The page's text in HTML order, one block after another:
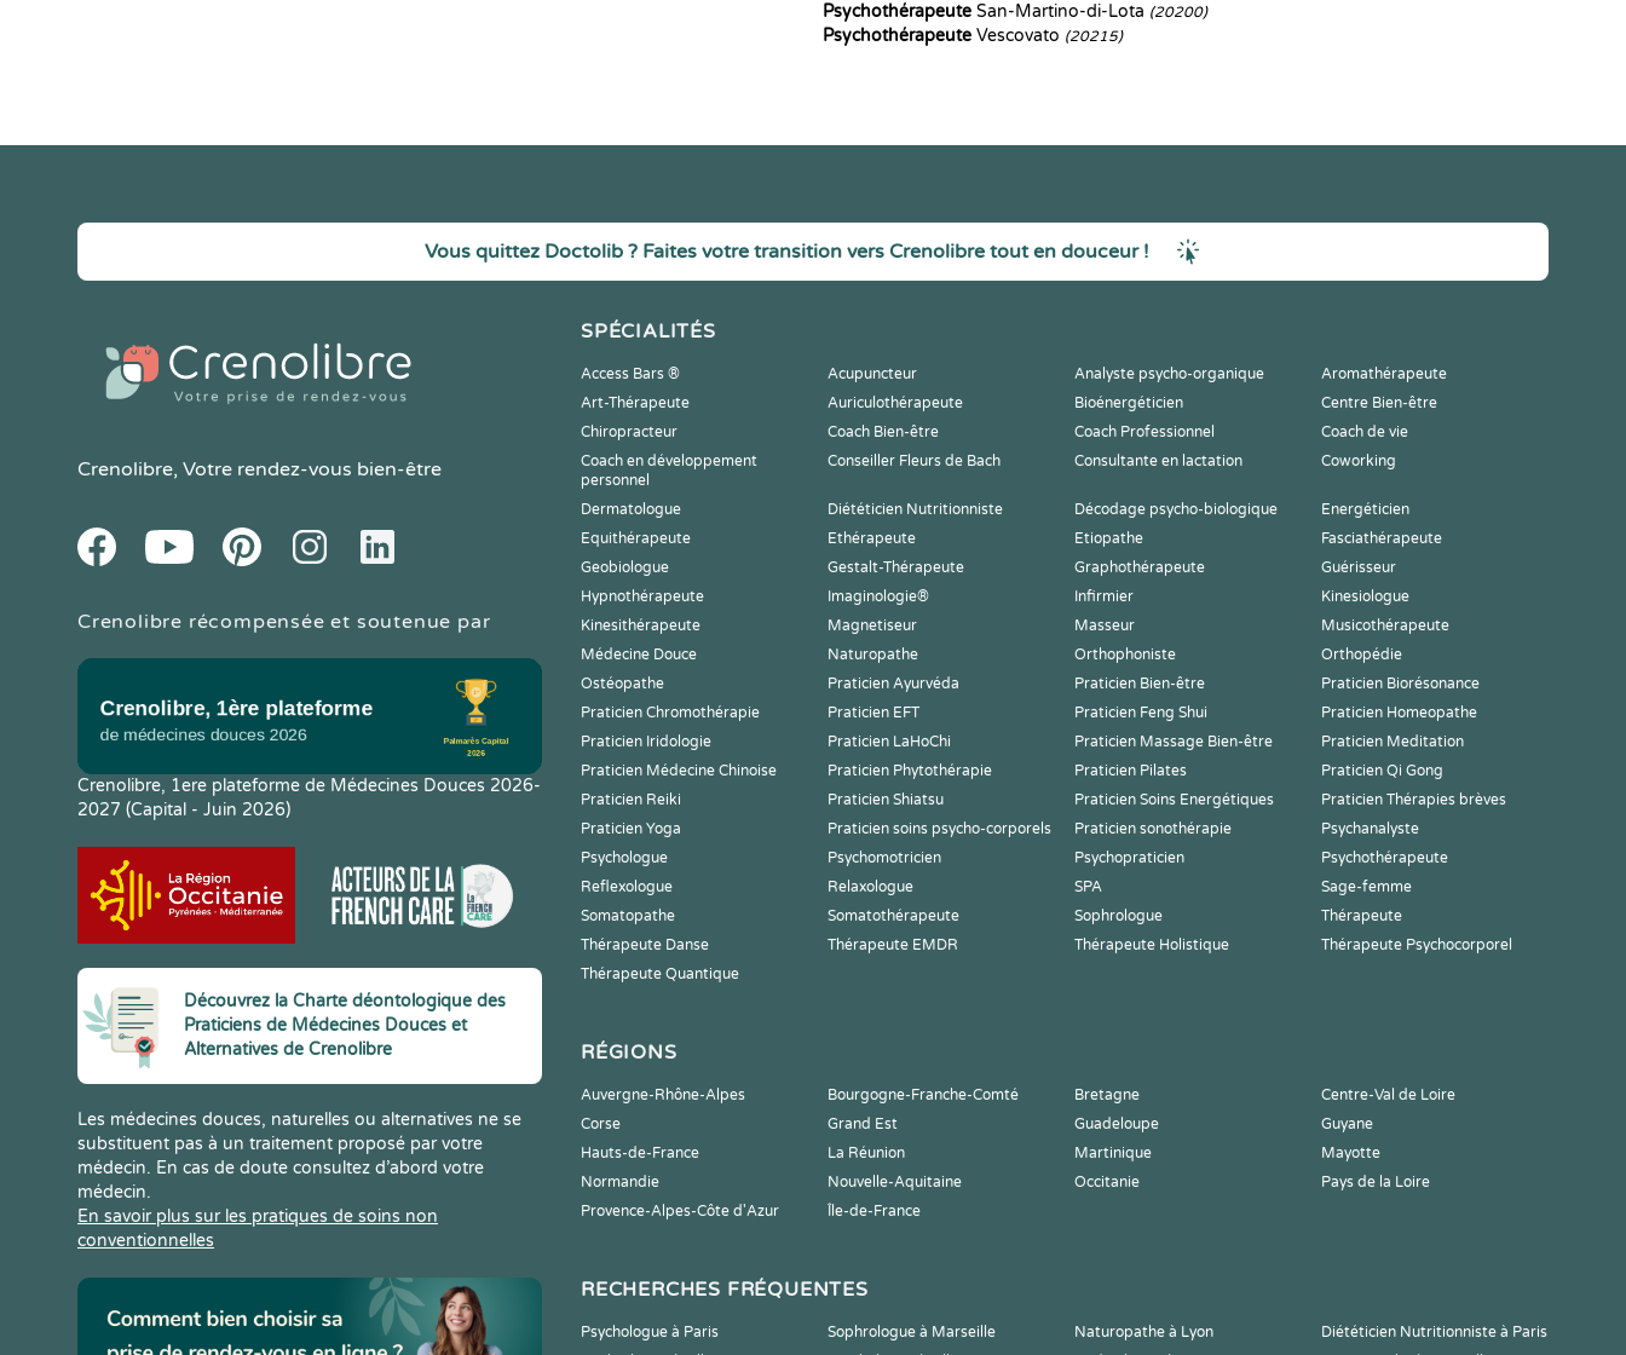
Psychothérapeute San-Martino-di-Lota (20200)
Psychothérapeute Vescovato (20215)
Vous quittez Doctolib ? Faites votre transition vers Crenolibre tout en douceur !
Crenolibre, Votre rendez-vous bien-être
FacebookYoutube PinteresetInstagramLinkedIn
Crenolibre récompensée et soutenue par
Crenolibre, 1ere plateforme de Médecines Douces 2026-
2027 (Capital - Juin 2026)
Découvrez la Charte déontologique des
Praticiens de Médecines Douces et
Alternatives de Crenolibre
Les médecines douces, naturelles ou alternatives ne se
substituent pas à un traitement proposé par votre
médecin. En cas de doute consultez d’abord votre
médecin.
En savoir plus sur les pratiques de soins non
conventionnelles
SPÉCIALITÉS
Access Bars ® Acupuncteur Analyste psycho-organique
Aromathérapeute
Art-Thérapeute
Auriculothérapeute Bioénergéticien
Centre Bien-être
Chiropracteur
Coach Bien-être Coach Professionnel
Coach de vie
Coach en développement
personnel
Conseiller Fleurs de Bach Consultante en lactation Coworking
Dermatologue Diététicien Nutritionniste Décodage psycho-biologique
Energéticien
Equithérapeute
Ethérapeute Etiopathe
Fasciathérapeute
Geobiologue
Gestalt-Thérapeute Graphothérapeute
Guérisseur
Hypnothérapeute
Imaginologie® Infirmier
Kinesiologue
Kinesithérapeute
Magnetiseur Masseur
Musicothérapeute
Médecine Douce
Naturopathe Orthophoniste
Orthopédie
Ostéopathe
Praticien Ayurvéda Praticien Bien-être
Praticien Biorésonance
Praticien Chromothérapie
Praticien EFT Praticien Feng Shui
Praticien Homeopathe
Praticien Iridologie
Praticien LaHoChi Praticien Massage Bien-être
Praticien Meditation
Praticien Médecine Chinoise
Praticien Phytothérapie Praticien Pilates
Praticien Qi Gong
Praticien Reiki
Praticien Shiatsu Praticien Soins Energétiques
Praticien Thérapies brèves
Praticien Yoga
Praticien soins psycho-corporels Praticien sonothérapie
Psychanalyste
Psychologue
Psychomotricien Psychopraticien
Psychothérapeute
Reflexologue
Relaxologue SPA
Sage-femme
Somatopathe
Somatothérapeute Sophrologue
Thérapeute
Thérapeute Danse
Thérapeute EMDR Thérapeute Holistique
Thérapeute Psychocorporel
Thérapeute Quantique
RÉGIONS
Auvergne-Rhône-Alpes Bourgogne-Franche-Comté Bretagne
Centre-Val de Loire
Corse
Grand Est Guadeloupe
Guyane
Hauts-de-France
La Réunion Martinique
Mayotte
Normandie
Nouvelle-Aquitaine Occitanie
Pays de la Loire
Provence-Alpes-Côte d'Azur
Île-de-France
RECHERCHES FRÉQUENTES
Psychologue à Paris Sophrologue à Marseille Naturopathe à Lyon
Diététicien Nutritionniste à Paris